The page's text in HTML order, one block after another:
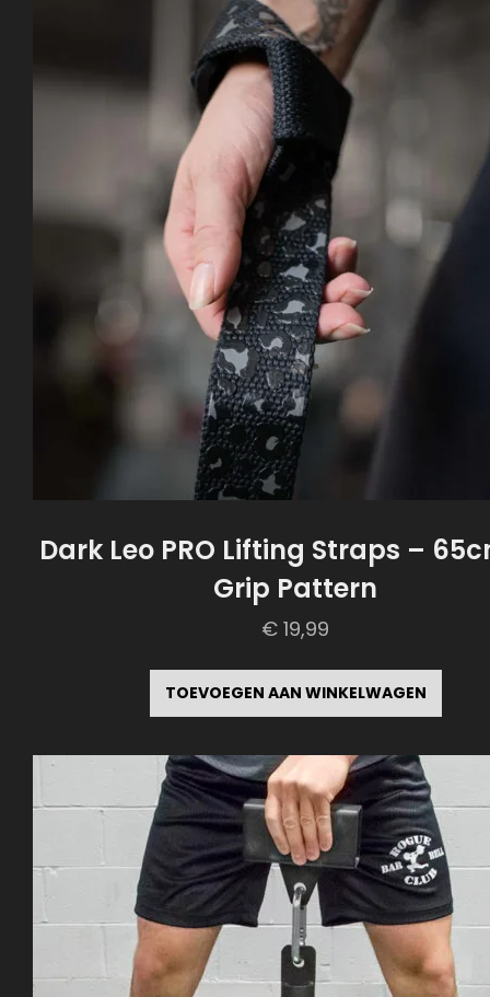
Dark Leo PRO Lifting Straps –
Grip Pattern
€ 19,99
TOEVOEGEN AAN WINKELWAGEN